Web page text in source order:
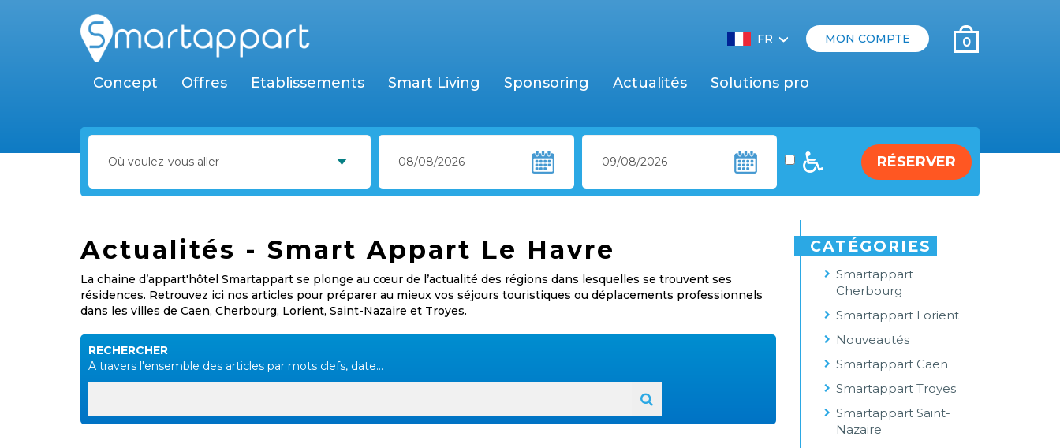
FR‹ MON COMPTE 0
Concept Offres Etablissements Smart Living Sponsoring Actualités Solutions pro
RÉSERVER
Actualités - Smart Appart Le Havre
La chaine d’appart'hôtel Smartappart se plonge au cœur de l’actualité des régions dans lesquelles se trouvent ses
résidences. Retrouvez ici nos articles pour préparer au mieux vos séjours touristiques ou déplacements professionnels
dans les villes de Caen, Cherbourg, Lorient, Saint-Nazaire et Troyes.
RECHERCHER
A travers l'ensemble des articles par mots clefs, date...
CATÉGORIES
Smartappart
Cherbourg
Smartappart Lorient
Nouveautés
Smartappart Caen
Smartappart Troyes
Smartappart Saint-
Nazaire